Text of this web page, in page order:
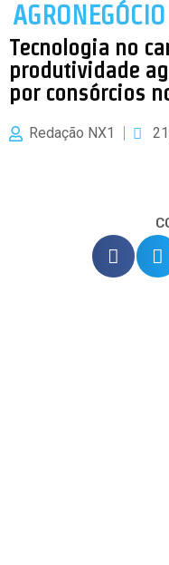
AGRONEGÓCIO
Tecnologia no
produtividade
por consórcios
Redação NX1